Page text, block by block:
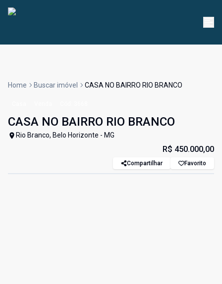
Home Buscar imóvel CASA NO BAIRRO RIO BRANCO
CASA NO BAIRRO RIO BRANCO
Rio Branco, Belo Horizonte - MG
R$ 450.000,00
Compartilhar Favorito